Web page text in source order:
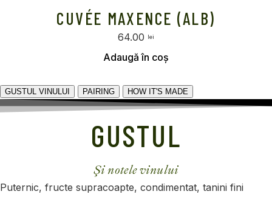
CUVÉE MAXENCE (ALB)
64.00 lei
Selectează opțiunile
GUSTUL VINULUI PAIRING HOW IT'S MADE
GUSTUL
Și notele vinului
Puternic, fructe supracoapte, condimentat, tanini fini